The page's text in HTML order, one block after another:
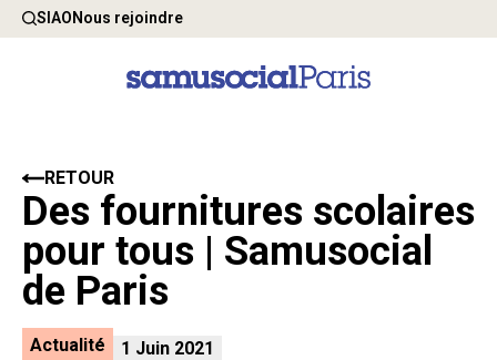
SIAONous rejoindre
Des fournitures scolaires
pour tous | Samusocial
de Paris
RETOUR
Actualité 1 Juin 2021